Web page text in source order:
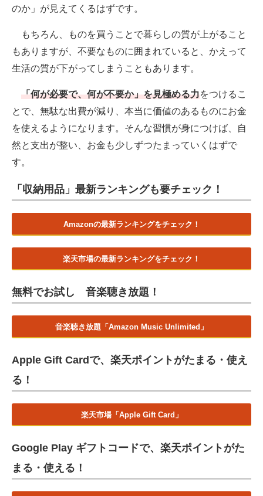
のか」が見えてくるはずです。
もちろん、ものを買うことで暮らしの質が上がること
もありますが、不要なものに囲まれていると、かえって
生活の質が下がってしまうこともあります。
「何が必要で、何が不要か」を見極める力をつけるこ
とで、無駄な出費が減り、本当に価値のあるものにお金
を使えるようになります。そんな習慣が身につけば、自
然と支出が整い、お金も少しずつたまっていくはずで
す。
「収納用品」最新ランキングも要チェック！
Amazonの最新ランキングをチェック！
楽天市場の最新ランキングをチェック！
無料でお試し 音楽聴き放題！
音楽聴き放題「Amazon Music Unlimited」
Apple Gift Cardで、楽天ポイントがたまる・使え
る！
楽天市場「Apple Gift Card」
Google Play ギフトコードで、楽天ポイントがた
まる・使える！